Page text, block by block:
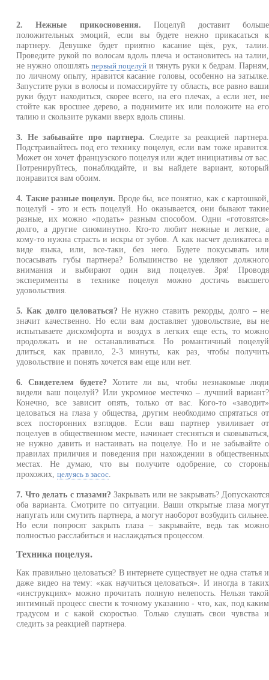
2. Нежные прикосновения. Поцелуй доставит больше
положительных эмоций, если вы будете нежно прикасаться к
партнеру. Девушке будет приятно касание щёк, рук, талии.
Проведите рукой по волосам вдоль плеча и остановитесь на талии,
не нужно опошлять первый поцелуй и тянуть руки к бедрам. Парням,
по личному опыту, нравится касание головы, особенно на затылке.
Запустите руки в волосы и помассируйте ту область, все равно ваши
руки будут находиться, скорее всего, на его плечах, а если нет, не
стойте как вросшее дерево, а поднимите их или положите на его
талию и скользите руками вверх вдоль спины.
3. Не забывайте про партнера. Следите за реакцией партнера.
Подстраивайтесь под его технику поцелуя, если вам тоже нравится.
Может он хочет французского поцелуя или ждет инициативы от вас.
Потренируйтесь, понаблюдайте, и вы найдете вариант, который
понравится вам обоим.
4. Такие разные поцелуи. Вроде бы, все понятно, как с картошкой,
поцелуй - это и есть поцелуй. Но оказывается, они бывают такие
разные, их можно «подать» разным способом. Одни «готовятся»
долго, а другие сиюминутно. Кто-то любит нежные и легкие, а
кому-то нужна страсть и искры от зубов. А как насчет деликатеса в
виде языка, или, все-таки, без него. Будете покусывать или
посасывать губы партнера? Большинство не уделяют должного
внимания и выбирают один вид поцелуев. Зря! Проводя
эксперименты в технике поцелуя можно достичь высшего
удовольствия.
5. Как долго целоваться? Не нужно ставить рекорды, долго – не
значит качественно. Но если вам доставляет удовольствие, вы не
испытываете дискомфорта и воздух в легких еще есть, то можно
продолжать и не останавливаться. Но романтичный поцелуй
длиться, как правило, 2-3 минуты, как раз, чтобы получить
удовольствие и понять хочется вам еще или нет.
6. Свидетелем будете? Хотите ли вы, чтобы незнакомые люди
видели ваш поцелуй? Или укромное местечко – лучший вариант?
Конечно, все зависит опять, только от вас. Кого-то «заводит»
целоваться на глаза у общества, другим необходимо спрятаться от
всех посторонних взглядов. Если ваш партнер увиливает от
поцелуев в общественном месте, начинает стесняться и сковываться,
не нужно давить и настаивать на поцелуе. Но и не забывайте о
правилах приличия и поведения при нахождении в общественных
местах. Не думаю, что вы получите одобрение, со стороны
прохожих,целуясь в засос.
7. Что делать с глазами? Закрывать или не закрывать? Допускаются
оба варианта. Смотрите по ситуации. Ваши открытые глаза могут
напугать или смутить партнера, а могут наоборот возбудить сильнее.
Но если попросят закрыть глаза – закрывайте, ведь так можно
полностью расслабиться и наслаждаться процессом.
Техника поцелуя.
Как правильно целоваться? В интернете существует не одна статья и
даже видео на тему: «как научиться целоваться». И иногда в таких
«инструкциях» можно прочитать полную нелепость. Нельзя такой
интимный процесс свести к точному указанию - что, как, под каким
градусом и с какой скоростью. Только слушать свои чувства и
следить за реакцией партнера.